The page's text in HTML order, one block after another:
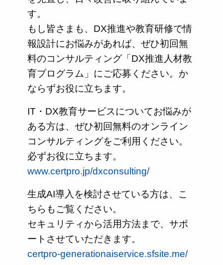
す。
もし皆さまも、DX推進や教育研修で情
報設計にお悩みがあれば、ぜひ初回無
料のコンサルティング「DX推進人材教
育プログラム」にご応募ください。か
ならずお役に立ちます。
IT・DX教育サービスについてお悩みが
ある方は、ぜひ初回無料のオンライン
コンサルティングをご利用ください。
必ずお役に立ちます。
www.certpro.jp/dxconsulting/
生成AI導入を検討させている方は、こ
ちらもご覧ください。
セキュリティから活用方法まで、サポ
ートさせていただきます。
certpro-generationaiservice.sfsite.me/